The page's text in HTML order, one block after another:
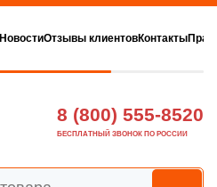
НовостиОтзывы клиентовКонтакты
8 (800) 555-8520
БЕСПЛАТНЫЙ ЗВОНОК ПО РОССИИ